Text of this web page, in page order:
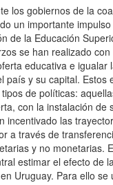
los gobiernos de la
un importante
de la Educación
se han realizado
educativa e igualar
país y su capital. Estos
de políticas:
con la instalación de
incentivado las
a través de
y no monetarias.
estimar el efecto de
Uruguay. Para ello se